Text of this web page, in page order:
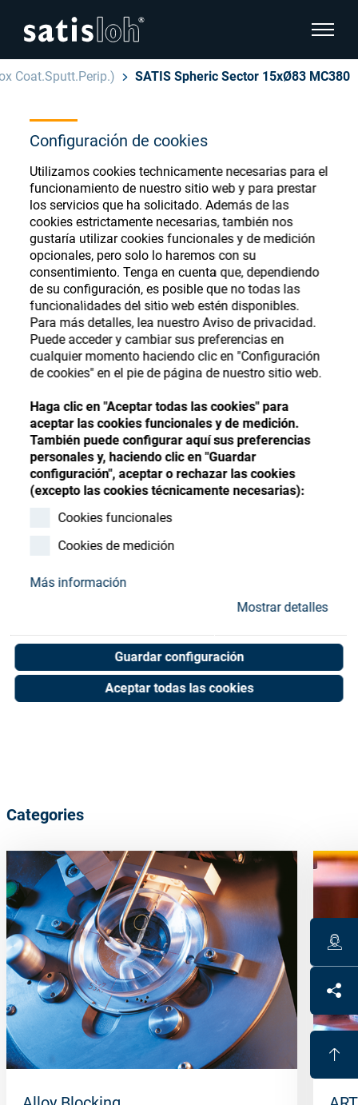
Configuración de cookies
Utilizamos cookies technicamente necesarias para el
funcionamiento de nuestro sitio web y para prestar
los servicios que ha solicitado. Además de las
cookies estrictamente necesarias, también nos
gustaría utilizar cookies funcionales y de medición
opcionales, pero solo lo haremos con su
consentimiento. Tenga en cuenta que, dependiendo
de su configuración, es posible que no todas las
funcionalidades del sitio web estén disponibles.
Para más detalles, lea nuestro Aviso de privacidad.
Puede acceder y cambiar sus preferencias en
cualquier momento haciendo clic en "Configuración
de cookies" en el pie de página de nuestro sitio web.
Haga clic en "Aceptar todas las cookies" para
aceptar las cookies funcionales y de medición.
También puede configurar aquí sus preferencias
personales y, haciendo clic en "Guardar
configuración", aceptar o rechazar las cookies
(excepto las cookies técnicamente necesarias):
Cookies funcionales
Cookies de medición
Más información
Mostrar detalles
Guardar configuración
Aceptar todas las cookies
show
Español
Oftálmica
Óptica de Precisión
Quiénes Somos
Carrera
Recursos
Contacto
Store
hide page navigation
English
Deutsch
汉语
Français
Coat.Sputt.Perip.) SATIS Spheric Sector 15xØ83 MC380
Ophthalmic Consumables
Store
Register or Sign-in to access your accounts
and explore our wide range of ophthalmic
consumables
Register Sign-In
SATIS Spheric Sector
15xØ83 MC380
Unit of measure : Piece
Shop now
Categories